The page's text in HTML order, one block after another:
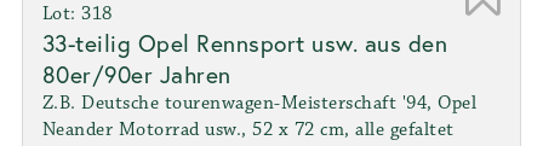
Lot: 318
33-teilig Opel Rennsport usw. aus den
80er/90er Jahren
Z.B. Deutsche tourenwagen-Meisterschaft '94, Opel
Neander Motorrad usw., 52 x 72 cm, alle gefaltet